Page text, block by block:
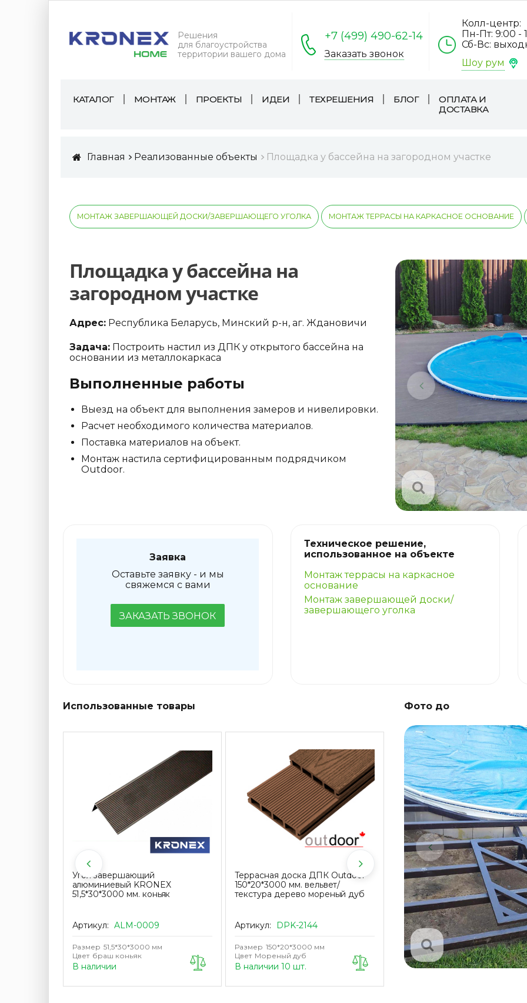
Решения
для благоустройства
территории вашего дома
+7 (499) 490-62-14
Заказать звонок
Колл-центр:
Пн-Пт: 9:00 -
Сб-Вс:
Шоу рум
КАТАЛОГ МОНТАЖ ПРОЕКТЫ ИДЕИ ТЕХРЕШЕНИЯ БЛОГ
ОПЛАТА И
ДОСТАВКА
Главная Реализованные объекты Площадка у бассейна на загородном участке
МОНТАЖ ЗАВЕРШАЮЩЕЙ ДОСКИ/ЗАВЕРШАЮЩЕГО УГОЛКА МОНТАЖ ТЕРРАСЫ НА КАРКАСНОЕ ОСНОВАНИЕ
Площадка у бассейна на
загородном участке
Адрес: Республика Беларусь, Минский р-н, аг. Ждановичи
Задача: Построить настил из ДПК у открытого бассейна на
основании из металлокаркаса
Выполненные работы
Выезд на объект для выполнения замеров и нивелировки.
Расчет необходимого количества материалов.
Поставка материалов на объект.
Монтаж настила сертифицированным подрядчиком
Outdoor.
Заявка
Оставьте заявку - и мы
свяжемся с вами
ЗАКАЗАТЬ ЗВОНОК
Техническое решение,
использованное на объекте
Монтаж террасы на каркасное
основание
Монтаж завершающей доски/
завершающего уголка
Фото до
Использованные товары
Угол завершающий
алюминиевый KRONEX
51,5*30*3000 мм. коньяк
Артикул: ALM-0009
Размер 51,5*30*3000 мм
Цвет браш коньяк
В наличии
Террасная доска ДПК Outdoor
150*20*3000 мм. вельвет/
текстура дерево мореный дуб
Артикул: DPK-2144
Размер 150*20*3000 мм
Цвет Мореный дуб
В наличии 10 шт.
Крепеж промежуточный
KRONEX № 7 для каркаса из
металлопрофиля и лаги ДПК
(упак/100 шт)
Артикул: KRN-0037
Размер 40*7 мм
В наличии